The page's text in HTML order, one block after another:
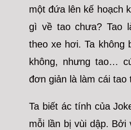
một đứa lên kế hoạch
gì về tao chưa? Tao
theo xe hơi. Ta không
không, nhưng tao…
đơn giản là làm cái tao
Ta biết ác tính của
mỗi lần bị vùi dập. Bởi